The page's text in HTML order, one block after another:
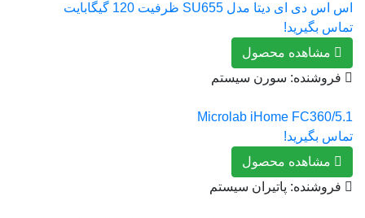
اس اس دی ای دیتا مدل SU655 ظرفیت 120 گیگابایت
تماس بگیرید!
مشاهده محصول
فروشنده: سورن سیستم
Microlab iHome FC360/5.1
تماس بگیرید!
مشاهده محصول
فروشنده: پاتیران سیستم